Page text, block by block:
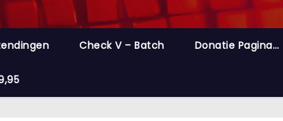
Check V – Batch Donatie Pagina…